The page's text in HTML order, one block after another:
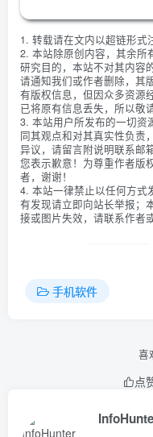
1. 转载请在文内以超链形式
2. 本站除原创内容，其余所
研究目的，本站不对其内容
请通知我们或作者删除，其
有版权信息，但因众多资源
已将原有信息丢失，所以敬
3. 本站用户所发布的一切资
同其观点和对其真实性负责
异议，请留言附说明联系邮
您表示歉意！为尊重作者版
者，谢谢！
4. 本站一律禁止以任何方式
有发现请立即向站长举报；
接或图片失效，请联系作者
手机软件
喜
点